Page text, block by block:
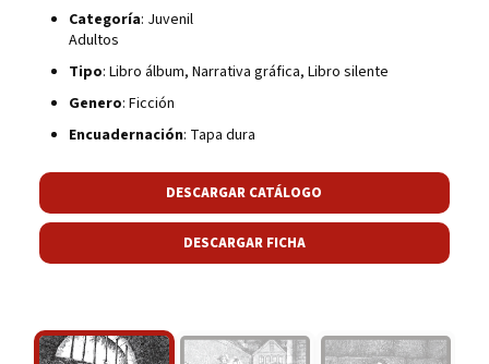
Categoría: Juvenil
Adultos
Tipo: Libro álbum, Narrativa gráfica, Libro silente
Genero: Ficción
Encuadernación: Tapa dura
DESCARGAR CATÁLOGO
DESCARGAR FICHA